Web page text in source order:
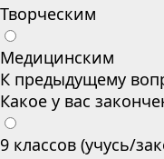
Творческим
Медицинским
К предыдущему
Какое у вас
9 классов (учусь/